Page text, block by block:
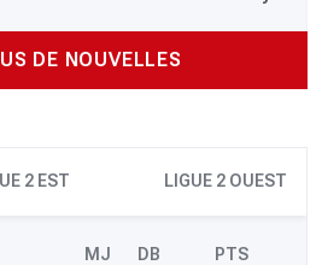
DE NOUVELLES
2 EST LIGUE 2 OUEST
MJ DB PTS